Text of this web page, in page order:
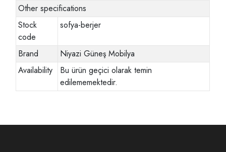
Other specifications
Stock
code
sofya-berjer
Brand
Niyazi Güneş Mobilya
Availability
Bu ürün geçici olarak temin
edilememektedir.